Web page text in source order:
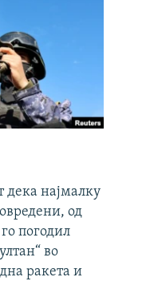
дека најмалку
од
погодил
во
ракета и